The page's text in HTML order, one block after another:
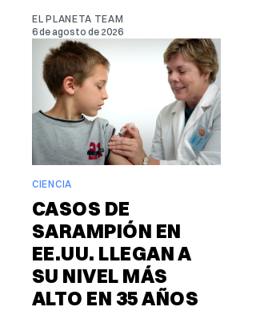
EL PLANETA TEAM
6 de agosto de 2026
CIENCIA
CASOS DE
SARAMPIÓN EN
EE.UU. LLEGAN A
SU NIVEL MÁS
ALTO EN 35 AÑOS